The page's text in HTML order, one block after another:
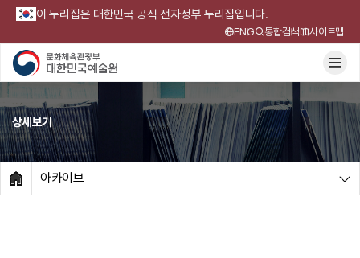
이 누리집은 대한민국 공식 전자정부 누리집입니다.
ENG 통합검색 사이트맵
상세보기
HOME
아카이브